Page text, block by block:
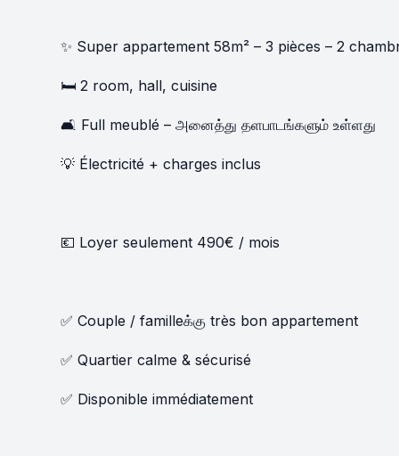
✨ Super appartement 58m² – 3 pièces – 2
🛏️ 2 room, hall, cuisine
🛋️ Full meublé – அனைத்து தளபாடங்களும் உள்ளது
💡 Électricité + charges inclus
💶 Loyer seulement 490€ / mois
✅ Couple / familleக்கு très bon appartement
✅ Quartier calme & sécurisé
✅ Disponible immédiatement